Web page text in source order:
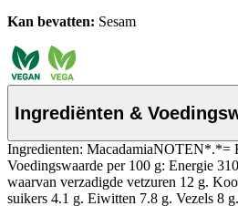
Kan bevatten: Sesam
Ingrediënten &
Ingredienten: MacadamiaNOTEN*.*=
Voedingswaarde per 100 g: Energie
waarvan verzadigde vetzuren 12 g.
suikers 4.1 g. Eiwitten 7.8 g. Vezels 8